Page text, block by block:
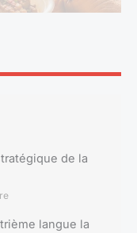
de la
langue la